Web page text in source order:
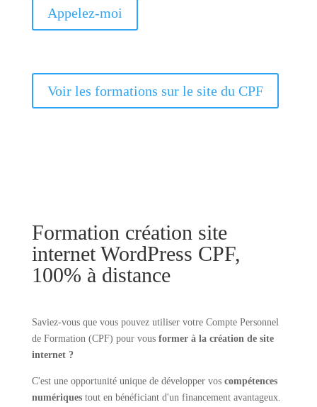
Appelez-moi
Voir les formations sur le site du CPF
Formation création site
internet WordPress CPF,
100% à distance
Saviez-vous que vous pouvez utiliser votre Compte Personnel
de Formation (CPF) pour vous former à la création de site
internet ?
C'est une opportunité unique de développer vos compétences
numériques tout en bénéficiant d'un financement avantageux.